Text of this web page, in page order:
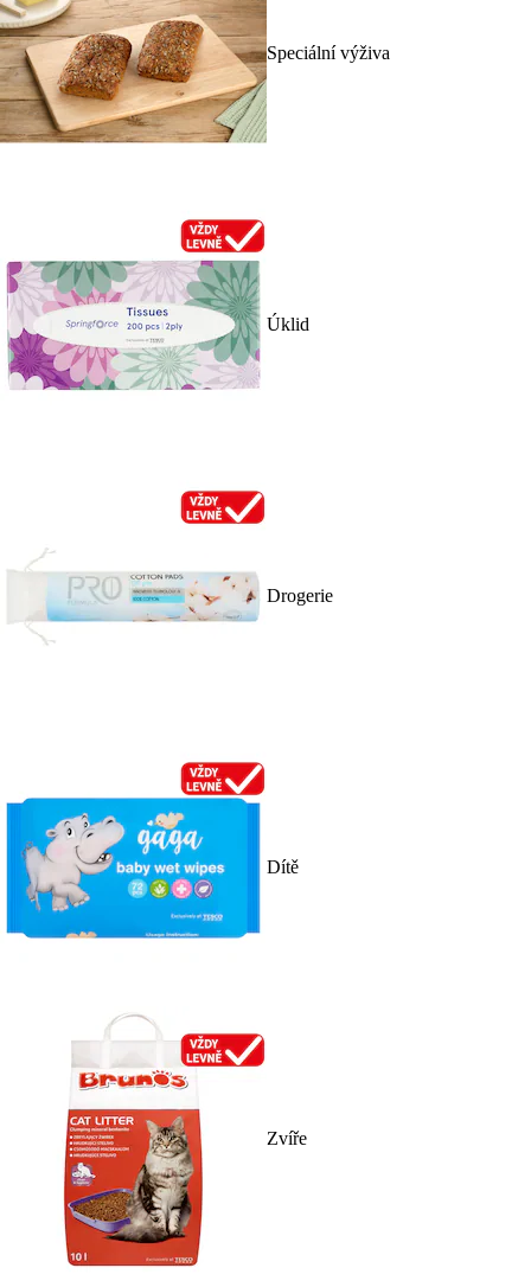
Speciální výživa
Úklid
Drogerie
Dítě
Zvíře